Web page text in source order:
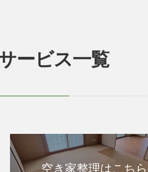
ービス一覧
空き家整理はこちら